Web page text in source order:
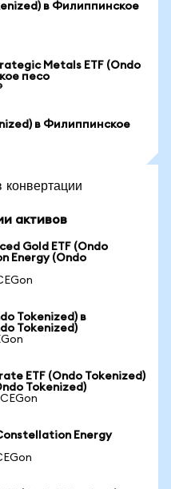
в Филиппинское
Metals ETF (Ondo
песо
в Филиппинское
активов
Gold ETF (Ondo
Energy (Ondo
Tokenized) в
Tokenized)
ETF (Ondo Tokenized)
Tokenized)
Energy